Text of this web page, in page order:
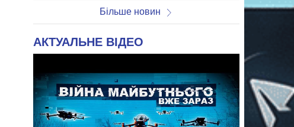
Більше новин
АКТУАЛЬНЕ ВІДЕО